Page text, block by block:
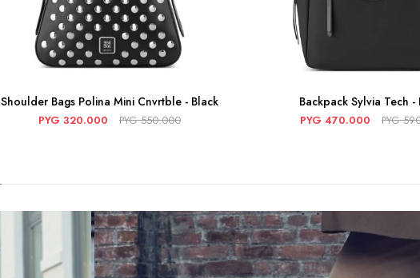
Shoulder Bags Polina Mini Cnvrtble - Black
PYG 320.000 PYG 550.000
Backpack Sylvia Tech -
PYG 470.000 PYG